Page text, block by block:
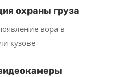
охраны груза
вора в
кузове